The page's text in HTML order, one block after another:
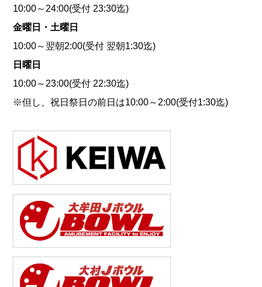
10:00～24:00(受付 23:30迄)
金曜日・土曜日
10:00～翌朝2:00(受付 翌朝1:30迄)
日曜日
10:00～23:00(受付 22:30迄)
※但し、祝日祭日の前日は10:00～2:00(受付1:30迄)